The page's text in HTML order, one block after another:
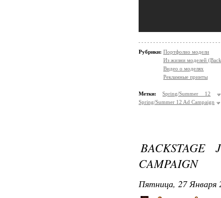
Рубрики: Портфолио модели
Из жизни моделей
Видео о моделях
Рекламные принты
Метки:
Spring/Summer 12
Spring/Summer 12 Ad Campaign
BACKSTAGE
CAMPAIGN
Пятница, 27 Января